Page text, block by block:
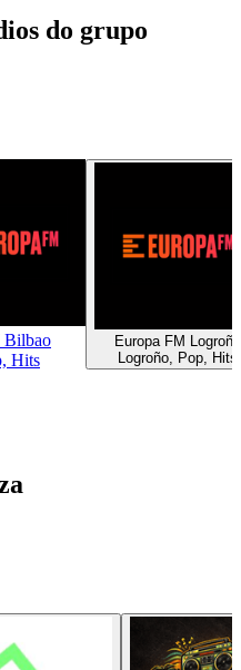
do grupo
Bilbao
Hits
Europa FM Logroño
Logroño, Pop, Hits